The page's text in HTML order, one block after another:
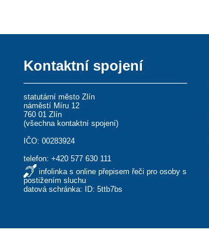
Kontaktní spojení
statutární město Zlín
náměstí Míru 12
760 01 Zlín
(všechna kontaktní spojení)
IČO: 00283924
telefon:+420 577 630 111
infolinka s online přepisem řeči pro osoby s
postižením sluchu
datová schránka: ID: 5ttb7bs